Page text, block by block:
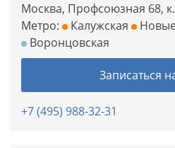
Москва, Профсоюзная 68,
Метро:
Калужская
Воронцовская
Записаться
+7 (495) 988-32-31